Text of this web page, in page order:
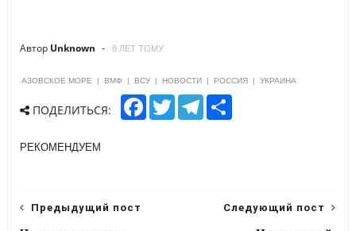
Автор Unknown 8 ЛЕТ ТОМУ
АЗОВСКОЕ МОРЕ | ВМФ | ВСУ | НОВОСТИ | РОССИЯ | УКРАИНА
ПОДЕЛИТЬСЯ:
F
T
w
T
e
S
РЕКОМЕНДУЕМ
Следующий пост
Предыдущий пост